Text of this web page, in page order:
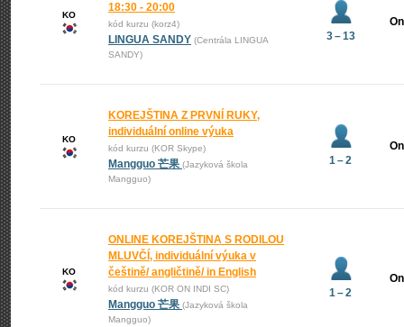
KO
18:30 - 20:00
kód kurzu (korz4)
LINGUA SANDY (Centrála LINGUA
SANDY)
3 – 13
KO
KOREJŠTINA Z PRVNÍ RUKY,
individuální online výuka
kód kurzu (KOR Skype)
Mangguo 芒果 (Jazyková škola
Mangguo)
1 – 2
KO
ONLINE KOREJŠTINA S RODILOU
MLUVČÍ, individuální výuka v
češtině/ angličtině/ in English
kód kurzu (KOR ON INDI SC)
Mangguo 芒果 (Jazyková škola
Mangguo)
1 – 2